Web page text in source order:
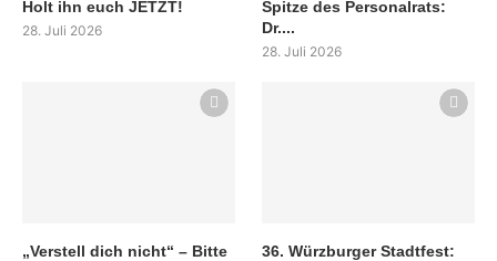
Holt ihn euch JETZT!
28. Juli 2026
Spitze des Personalrats:
Dr....
28. Juli 2026
„Verstell dich nicht“ – Bitte
36. Würzburger Stadtfest: